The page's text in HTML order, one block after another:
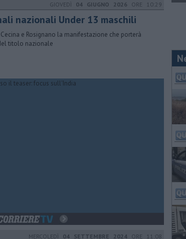
GIOVEDÌ 04 GIUGNO 2026 ORE 10:29
nazionali Under 13 maschili
e Rosignano la manifestazione che porterà
titolo nazionale
MERCOLEDÌ 04 SETTEMBRE 2024 ORE 11:08